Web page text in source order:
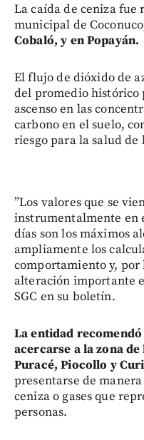
La caída de ceniza fue
municipal de
Cobaló, y en Popayán.
El flujo de dióxido de
del promedio histórico
ascenso en las
carbono en el suelo,
riesgo para la salud de
”Los valores que se
instrumentalmente en
días son los máximos
ampliamente los
comportamiento y,
alteración importante
SGC en su boletín.
La entidad
acercarse a la zona
Puracé, Piocollo y
presentarse de
ceniza o gases que
personas.